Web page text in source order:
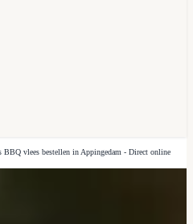
BBQ vlees bestellen in Appingedam - Direct online